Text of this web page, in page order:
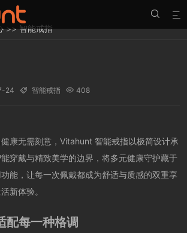


>>智能戒指
24  智能戒指  408
康无需刻意，Vitahunt 智能戒指以极简设计承
穿戴与精致美学的边界，将多元健康守护藏于
能，让每一次佩戴都成为舒适与质感的双重享
新体验。
配每一种格调